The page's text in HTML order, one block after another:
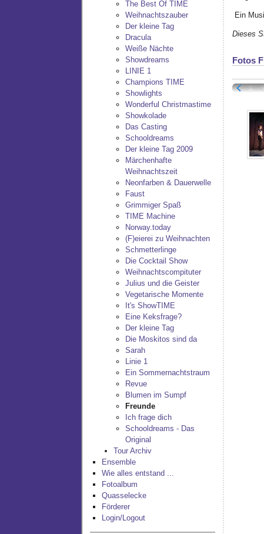
The Best Of TIME
Weihnachtszauber
Der kleine Tag
Dracula
Weiße Nächte
Showdreams
LINIE 1
Champions TIME
Showlights
Wonderful Christmastime
Showkolade
Das Casting
Schooldreams
Der kleine Tag 2009
Märchenhafte
Weihnachtszeit
Neonfarben & Dauerwelle
Faust
Grimmiger Spaß
TIME Machine
Norway.today
(F)eierei zu Weihnachten
Schmetterlinge
Die Cocktail Show
Weihnachtscompituter
Julius und die Geister
Vegetarische Momente
It's ShowTIME
Eine Keksfrage?
Der kleine Tag
Die Moskitos sind da
Sarah
Linie 1
Ein Sommernachtstraum
Revue
Blumen im Sumpf
Freunde
Ich frage dich
Schooldreams - Das
Original
Tour Archiv
Ensemble
Wie alles entstand ...
Fotoalbum
Quasselecke
Förderer
Login/Logout
Ein
Dieses
Fotos